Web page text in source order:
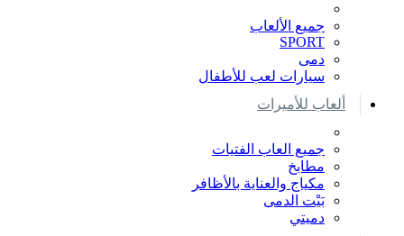
جميع الألعاب
SPORT
دمى
سيارات لعب للأطفال
ألعاب للأميرات
جميع العاب الفتيات
مطابخ
مكياج والعناية بالأظافر
بَيْت الدمى
دميتي